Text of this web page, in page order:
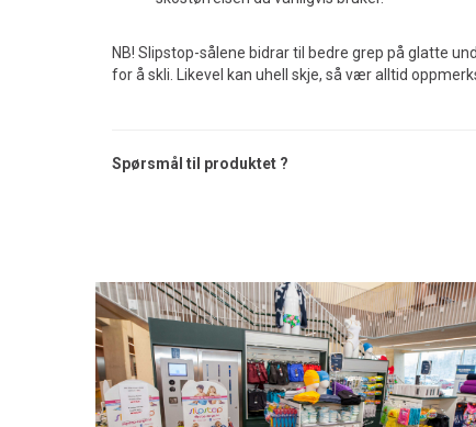
NB! Slipstop-sålene bidrar til bedre grep på glatte
for å skli. Likevel kan uhell skje, så vær alltid
Spørsmål til produktet ?